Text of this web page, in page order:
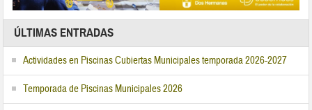
ÚLTIMAS ENTRADAS
Actividades en Piscinas Cubiertas Municipales temporada 2026-2027
Temporada de Piscinas Municipales 2026